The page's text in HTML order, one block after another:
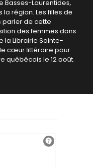
Basses-Laurentides,
région. Les filles de
parler de cette
des femmes dans
la Librairie Sainte-
cœur littéraire pour
québécois le 12 août.